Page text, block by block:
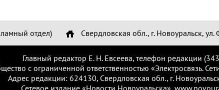
отдел) Свердловская обл., г. Новоуральск, ул.
Главный редактор Е. Н. Евсеева, телефон редакции
с ограниченной ответственностью «Электросвязь.
Адрес редакции: 624130, Свердловская обл., г.